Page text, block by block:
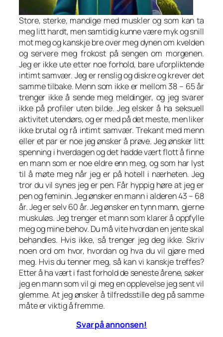
Store, sterke, mandige med muskler og som kan ta
meg litt hardt, men samtidig kunne være myk og snill
mot meg og kanskje bre over meg dynen om kvelden
og servere meg frokost på sengen om morgenen.
Jeg er ikke ute etter noe forhold, bare uforpliktende
intimt samvær. Jeg er renslig og diskre og krever det
samme tilbake. Menn som ikke er mellom 38 – 65 år
trenger ikke å sende meg meldinger, og jeg svarer
ikke på profiler uten bilde. Jeg elsker å ha seksuell
aktivitet utendørs, og er med på det meste, men liker
ikke brutal og rå intimt samvær. Trekant med menn
eller et par er noe jeg ønsker å prøve. Jeg ønsker litt
spenning i hverdagen og det hadde vært flott å finne
en mann som er noe eldre enn meg, og som har lyst
til å møte meg når jeg er på hotell i nærheten. Jeg
tror du vil synes jeg er pen. Får hyppig høre at jeg er
pen og feminin. Jeg ønsker en mann i alderen 43 – 68
år. Jeg er selv 60 år. Jeg ønsker en tynn mann, gjerne
muskuløs. Jeg trenger et mann som klarer å oppfylle
meg og mine behov. Du må vite hvordan en jente skal
behandles. Hvis ikke, så trenger jeg deg ikke. Skriv
noen ord om hvor, hvordan og hva du vil gjøre med
meg. Hvis du tenner meg, så kan vi kanskje treffes?
Etter å ha vært i fast forhold de seneste årene, søker
jeg en mann som vil gi meg en opplevelse jeg sent vil
glemme. At jeg ønsker å tilfredsstille deg på samme
måte er viktig å fremme.
Svar på annonsen!